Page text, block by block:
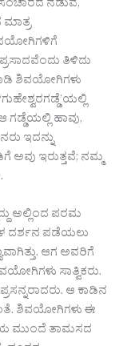
ನಡುವೆ,
ತಿಳಿದು
ಶಿವಯೋಗಿಗಳು
ಗಡ್ಡೆಯಲ್ಲಿ ಹಾವು,
ಇದನ್ನು
ಅವು ಇರುತ್ತವೆ; ನಮ್ಮ
ಅಲ್ಲಿಂದ ಪರಮ
ದರ್ಶನ ಪಡೆಯಲು
ಆಗ ಅವರಿಗೆ
ಸಾತ್ವಿಕರು.
ಆ ಕಾಡಿನ
ಶಿವಯೋಗಿಗಳು ಈ
ಮುಂದೆ ತಾಮಸದ